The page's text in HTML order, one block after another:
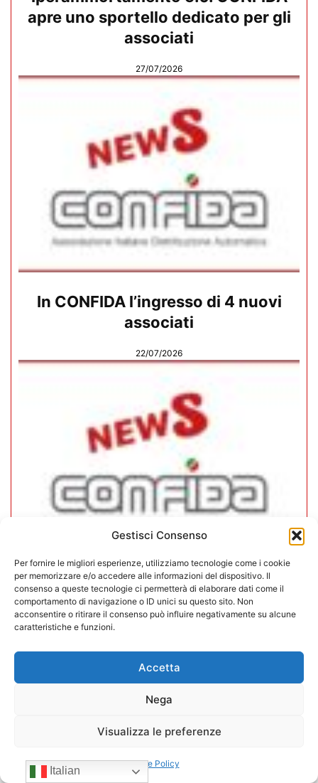
Gestisci Consenso
Per fornire le migliori esperienze, utilizziamo tecnologie come i cookie
per memorizzare e/o accedere alle informazioni del dispositivo. Il
consenso a queste tecnologie ci permetterà di elaborare dati come il
comportamento di navigazione o ID unici su questo sito. Non
acconsentire o ritirare il consenso può influire negativamente su alcune
caratteristiche e funzioni.
Accetta
Nega
Visualizza le preferenze
Cookie Policy
apre uno sportello dedicato per gli
associati
27/07/2026
In CONFIDA l’ingresso di 4 nuovi
associati
22/07/2026
CONFIDA Servizi srl presenta il
nuovo Consiglio di Amministrazione
Italian